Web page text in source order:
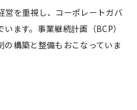
営を重視し、コーポレートガバ
ます。事業継続計画（BCP）
の構築と整備もおこなっていま